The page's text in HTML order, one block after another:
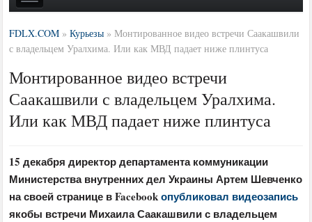
FDLX.COM »Курьезы »Монтированное видео встречи Саакашвили
с владельцем Уралхима. Или как МВД падает ниже плинтуса
Монтированное видео встречи
Саакашвили с владельцем Уралхима.
Или как МВД падает ниже плинтуса
15 декабря директор департамента коммуникации
Министерства внутренних дел Украины Артем Шевченко
на своей странице в Facebookопубликовал видеозапись
якобы встречи Михаила Саакашвили с владельцем